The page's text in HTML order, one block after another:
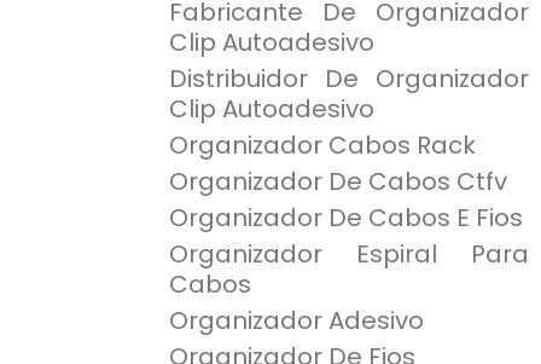
Fabricante De Organizador
Clip Autoadesivo
Distribuidor De Organizador
Clip Autoadesivo
Organizador Cabos Rack
Organizador De Cabos Ctfv
Organizador De Cabos E Fios
Organizador Espiral Para
Cabos
Organizador Adesivo
Organizador De Fios